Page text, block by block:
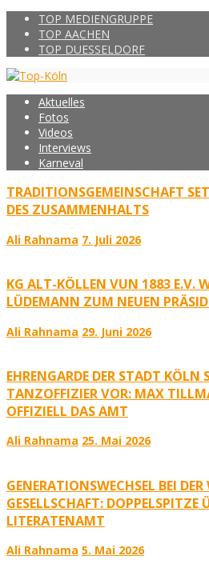
TOP MEDIENGRUPPE
TOP AACHEN
TOP DUESSELDORF
Aktuelles
Fotos
Videos
Interviews
Karneval
TRADITIONSGEMEINSCHAFT
DES ZUSAMMENHALTS
Ali Rahnama 7. Juli 2026
KG ALT-KÖLLEN VUN 1883 E.V.
LÜDEMANN ZUM NEUEN
Ali Rahnama 29. Juni 2026
EHRENGARDE DER STADT KÖLN
TANZOFFIZIER VOR: MAX
OFFIZIELL DAS AMT
Ali Rahnama 25. Mai 2026
GENERATIONSWECHSEL BEI
GESELLSCHAFT: DOPPELSPITZE
LITERATENAMT
Ali Rahnama 5. Mai 2026